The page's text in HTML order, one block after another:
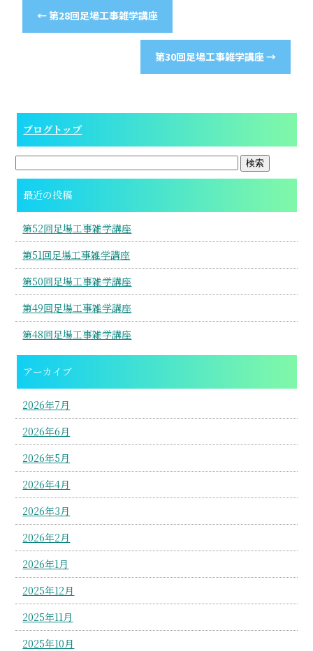
←第28回足場工事雑学講座
第30回足場工事雑学講座→
ブログトップ
最近の投稿
第52回足場工事雑学講座
第51回足場工事雑学講座
第50回足場工事雑学講座
第49回足場工事雑学講座
第48回足場工事雑学講座
アーカイブ
2026年7月
2026年6月
2026年5月
2026年4月
2026年3月
2026年2月
2026年1月
2025年12月
2025年11月
2025年10月